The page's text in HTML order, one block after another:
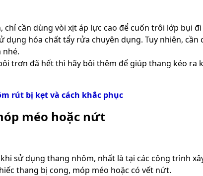
cần dùng vòi xịt áp lực cao để cuốn trôi lớp bụi
dụng hóa chất tẩy rửa chuyên dụng. Tuy nhiên,
nhé.
trơn đã hết thì hãy bôi thêm để giúp thang kéo ra
rút bị kẹt và cách khắc phục
méo hoặc nứt
sử dụng thang nhôm, nhất là tại các công trình
thang bị cong, móp méo hoặc có vết nứt.